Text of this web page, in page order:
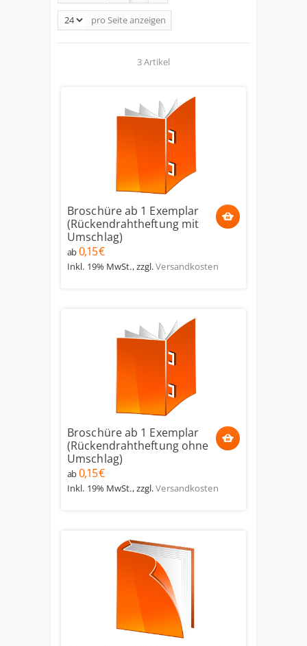
pro Seiteanzeigen
3 Artikel
Broschüre ab 1 Exemplar
(Rückendrahtheftung mit
Umschlag)
ab 0,15 €
Inkl. 19% MwSt.,zzgl.Versandkosten
Broschüre ab 1 Exemplar
(Rückendrahtheftung ohne
Umschlag)
ab 0,15 €
Inkl. 19% MwSt.,zzgl.Versandkosten